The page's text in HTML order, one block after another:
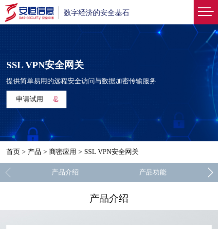
数字经济的安全基石
SSL VPN安全网关
提供简单易用的远程安全访问与数据加密传输服务
申请试用
首页 > 产品 >商密应用 > SSL VPN安全网关
产品介绍 产品功能
产品介绍